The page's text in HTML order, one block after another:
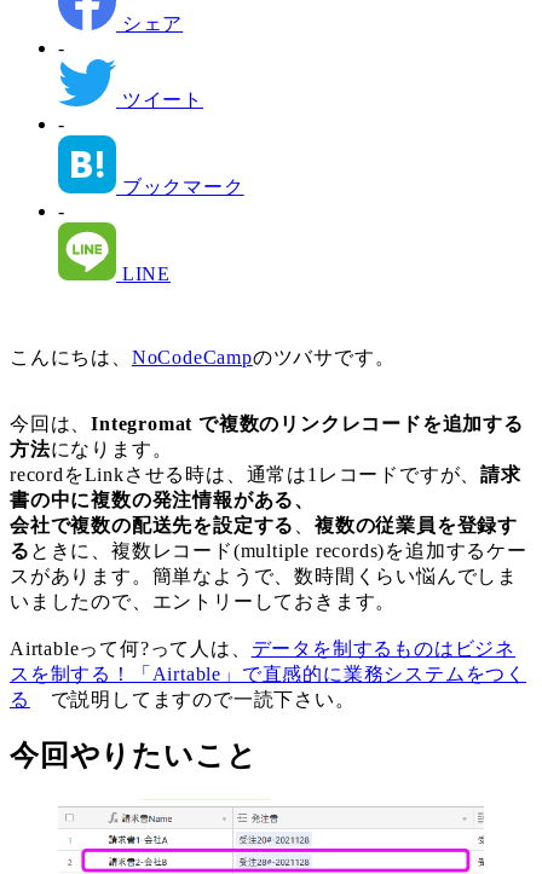
ー
シェア
-
ツイート
-
ブックマーク
-
LINE
こんにちは、 NoCodeCampのツバサです。
今回は、Integromat で複数のリンクレコードを追加する
方法になります。
recordをLinkさせる時は、通常は1レコードですが、請求
書の中に複数の発注情報がある、
会社で複数の配送先を設定する
、複数の従業員を登録す
る ときに、複数レコード(multiple records)を追加するケー
スがあります。簡単なようで、数時間くらい悩んでしま
いましたので、エントリーしておきます。
Airtableって何?って人は、 データを制するものはビジネ
スを制する！「Airtable」で直感的に業務システムをつく
る
で説明してますので一読下さい。
今回やりたいこと